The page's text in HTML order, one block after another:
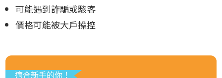
可能遇到詐騙或駭客
價格可能被大戶操控
適合新手的你！